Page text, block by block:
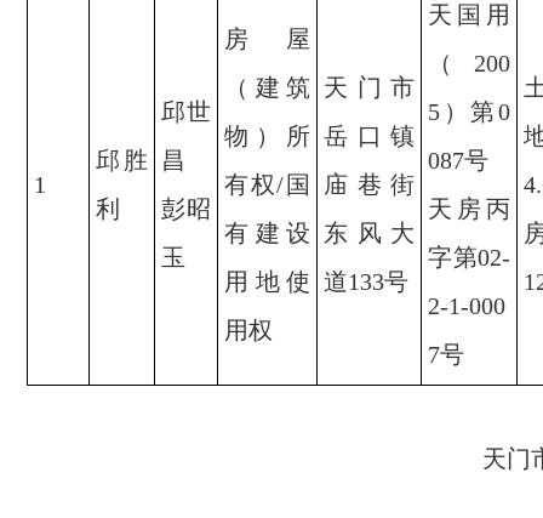
1
邱胜
利
邱世
昌
彭昭
玉
房屋
（建筑
物）所
有权/国
有建设
用地使
用权
天门市
岳口镇
庙巷街
东风大
道133号
天国用
（200
5）第0
087号
天房丙
字第02-
2-1-000
7号
天门